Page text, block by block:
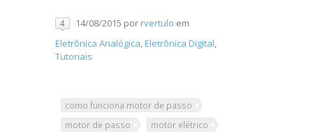
4 14/08/2015 por rvertulo em
Eletrônica Analógica, Eletrônica Digital,
Tutoriais
como funciona motor de passo
motor de passo
motor elétrico